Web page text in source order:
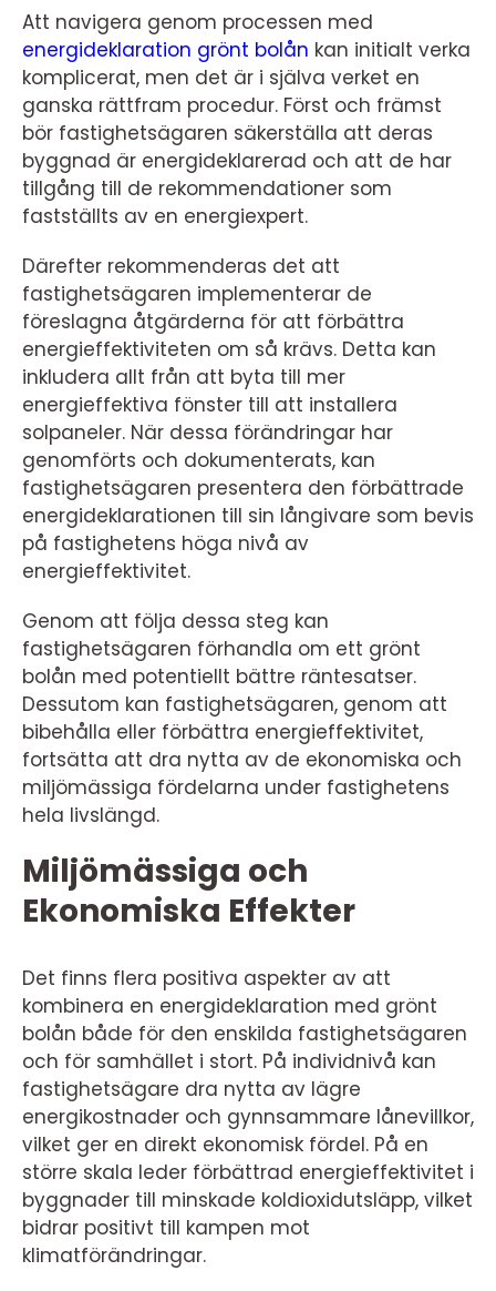
Att navigera genom processen med
energideklaration grönt bolån kan initialt verka
komplicerat, men det är i själva verket en
ganska rättfram procedur. Först och främst
bör fastighetsägaren säkerställa att deras
byggnad är energideklarerad och att de har
tillgång till de rekommendationer som
fastställts av en energiexpert.
Därefter rekommenderas det att
fastighetsägaren implementerar de
föreslagna åtgärderna för att förbättra
energieffektiviteten om så krävs. Detta kan
inkludera allt från att byta till mer
energieffektiva fönster till att installera
solpaneler. När dessa förändringar har
genomförts och dokumenterats, kan
fastighetsägaren presentera den förbättrade
energideklarationen till sin långivare som bevis
på fastighetens höga nivå av
energieffektivitet.
Genom att följa dessa steg kan
fastighetsägaren förhandla om ett grönt
bolån med potentiellt bättre räntesatser.
Dessutom kan fastighetsägaren, genom att
bibehålla eller förbättra energieffektivitet,
fortsätta att dra nytta av de ekonomiska och
miljömässiga fördelarna under fastighetens
hela livslängd.
Miljömässiga och
Ekonomiska Effekter
Det finns flera positiva aspekter av att
kombinera en energideklaration med grönt
bolån både för den enskilda fastighetsägaren
och för samhället i stort. På individnivå kan
fastighetsägare dra nytta av lägre
energikostnader och gynnsammare lånevillkor,
vilket ger en direkt ekonomisk fördel. På en
större skala leder förbättrad energieffektivitet i
byggnader till minskade koldioxidutsläpp, vilket
bidrar positivt till kampen mot
klimatförändringar.